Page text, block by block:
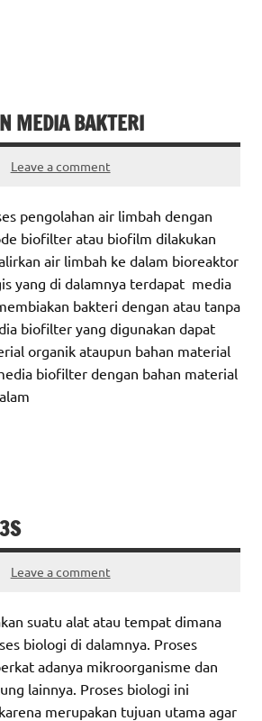
MEDIA BAKTERI
Leave a comment
pengolahan air limbah dengan
biofilter atau biofilm dilakukan
air limbah ke dalam bioreaktor
yang di dalamnya terdapat media
bakteri dengan atau tanpa
biofilter yang digunakan dapat
organik ataupun bahan material
biofilter dengan bahan material
Leave a comment
suatu alat atau tempat dimana
biologi di dalamnya. Proses
adanya mikroorganisme dan
lainnya. Proses biologi ini
merupakan tujuan utama agar